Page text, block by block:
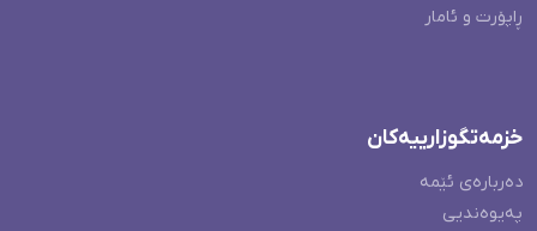
ڕاپۆرت و ئامار
خزمەتگوزارییەکان
دەربارەی ئێمە
پەیوەندیی